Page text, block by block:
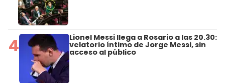
4 Lionel Messi llega a Rosario a las 20.30:
velatorio íntimo de Jorge Messi, sin
acceso al público